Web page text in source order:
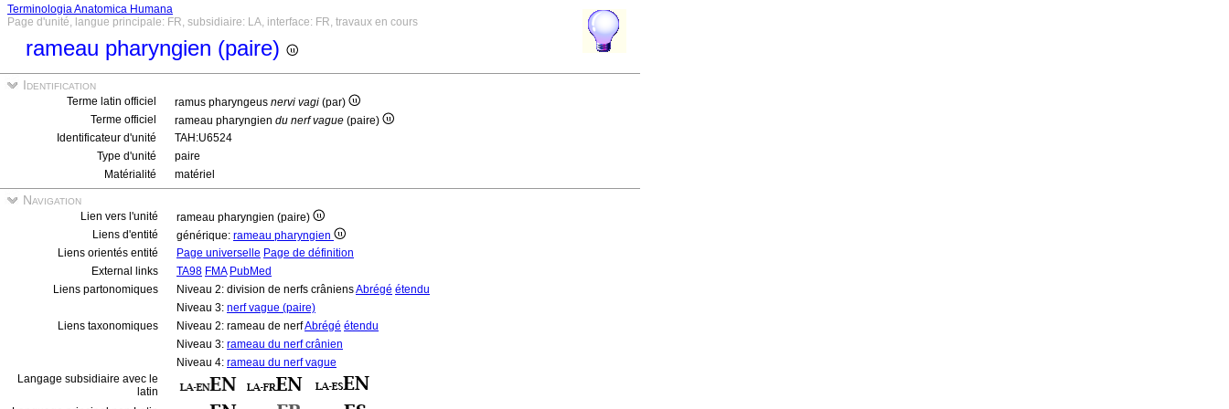
Terminologia Anatomica Humana
Page d'unité, langue principale: FR, subsidiaire: LA, interface: FR, travaux en cours
rameau pharyngien (paire)
Identification
Terme latin officiel ramus pharyngeus nervi vagi (par)
Terme officiel
rameau pharyngien du nerf vague (paire)
Identificateur d'unité
TAH:U6524
Type d'unité
paire
Matérialité
matériel
Navigation
Lien vers l'unité
rameau pharyngien (paire)
Liens d'entité
générique: rameau pharyngien
Liens orientés entité
Page universelle Page de définition
External links
TA98 FMA PubMed
Liens partonomiques
Niveau 2: division de nerfs crâniensAbrégé étendu
Niveau 3: nerf vague (paire)
Liens taxonomiques
Niveau 2: rameau de nerfAbrégé étendu
Niveau 3: rameau du nerf crânien
Niveau 4: rameau du nerf vague
Langage subsidiaire avec le
latin